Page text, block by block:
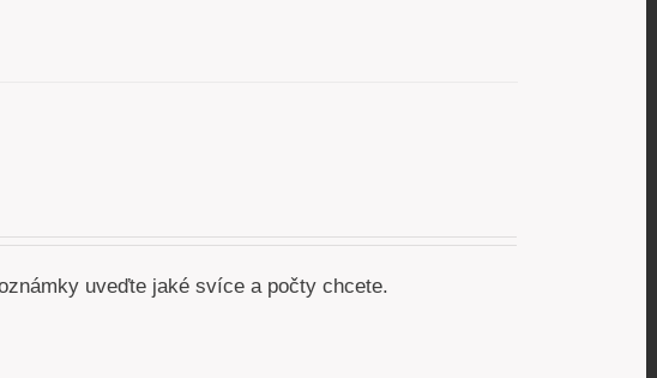
uveďte jaké svíce a počty chcete.